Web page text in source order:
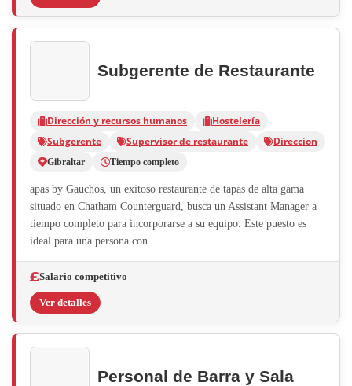
Subgerente de Restaurante
Dirección y recursos humanos
Hostelería
Subgerente
Supervisor de restaurante Direccion
Gibraltar Tiempo completo
apas by Gauchos, un exitoso restaurante de tapas de alta gama
situado en Chatham Counterguard, busca un Assistant Manager a
tiempo completo para incorporarse a su equipo. Este puesto es
ideal para una persona con...
Salario competitivo
Ver detalles
Personal de Barra y Sala